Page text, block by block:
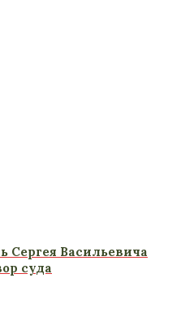
Сергея Васильевича
суда